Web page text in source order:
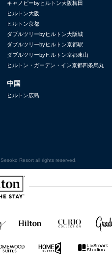
キャノピーbyヒルトン大阪梅田
ヒルトン大阪
ヒルトン京都
ダブルツリーbyヒルトン大阪城
ダブルツリーbyヒルトン京都駅
ダブルツリーbyヒルトン京都東山
ヒルトン・ガーデン・イン京都四条烏丸
中国
ヒルトン広島
Resort all rights reserved.
Hotels
&
Collection
by
Suites
by